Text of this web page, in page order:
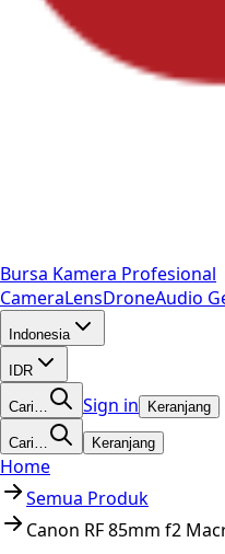
Bursa Kamera Profesional
CameraLensDroneAudio
Indonesia
IDR
Cari… Sign in Keranjang
Cari… Keranjang
Home
Semua Produk
Canon RF 85mm f2